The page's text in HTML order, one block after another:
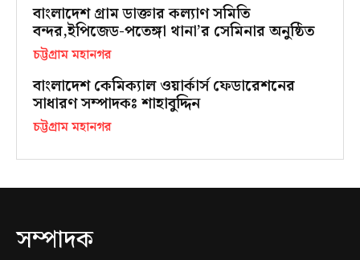
বাংলাদেশ গ্রাম ডাক্তার কল্যাণ সমিতি
বন্দর,ইপিজেড-পতেঙ্গা থানা’র সেমিনার অনুষ্ঠিত
চট্টগ্রাম মহানগর
বাংলাদেশ কেমিক্যাল ওয়ার্কার্স ফেডারেশনের
সাধারণ সম্পাদকঃ শাহাবুদ্দিন
চট্টগ্রাম মহানগর
সম্পাদক